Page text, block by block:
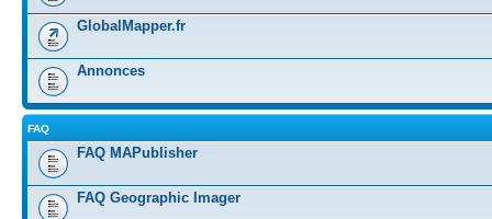
GlobalMapper.fr
Annonces
FAQ
FAQ MAPublisher
FAQ Geographic Imager